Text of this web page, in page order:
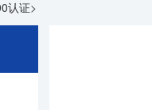
认证>